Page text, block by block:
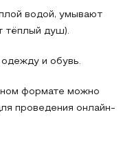
водой, умывают
тёплый душ).
и обувь.
формате можно
проведения онлайн-